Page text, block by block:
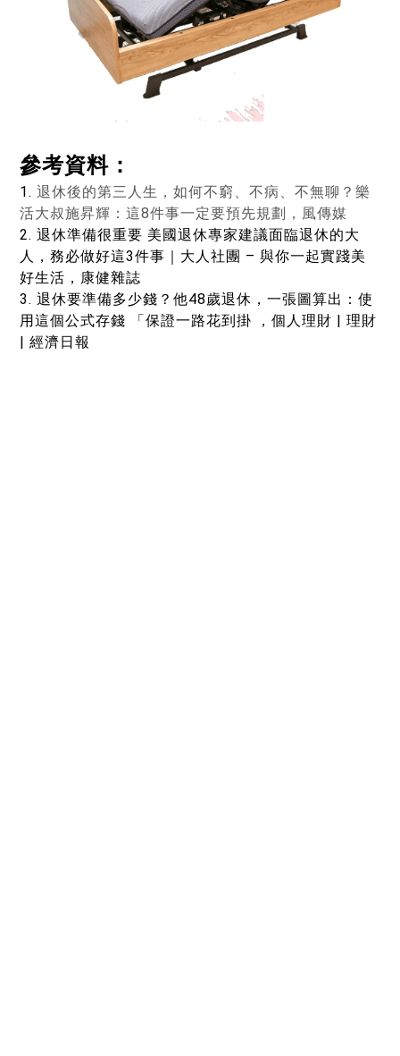
參考資料：
1. 退休後的第三人生，如何不窮、不病、不無聊？樂
活大叔施昇輝：這8件事一定要預先規劃，風傳媒
2. 退休準備很重要 美國退休專家建議面臨退休的大
人，務必做好這3件事｜大人社團 – 與你一起實踐美
好生活，康健雜誌
3. 退休要準備多少錢？他48歲退休，一張圖算出：使
用這個公式存錢 「保證一路花到掛 ，個人理財 | 理財
| 經濟日報